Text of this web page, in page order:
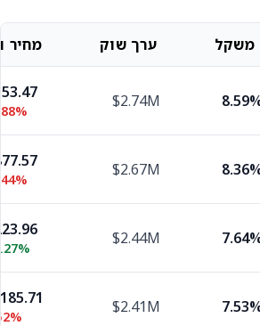
משקל ערך שוק מחיר
$2.74M
$2.67M
$2.44M
$2.41M